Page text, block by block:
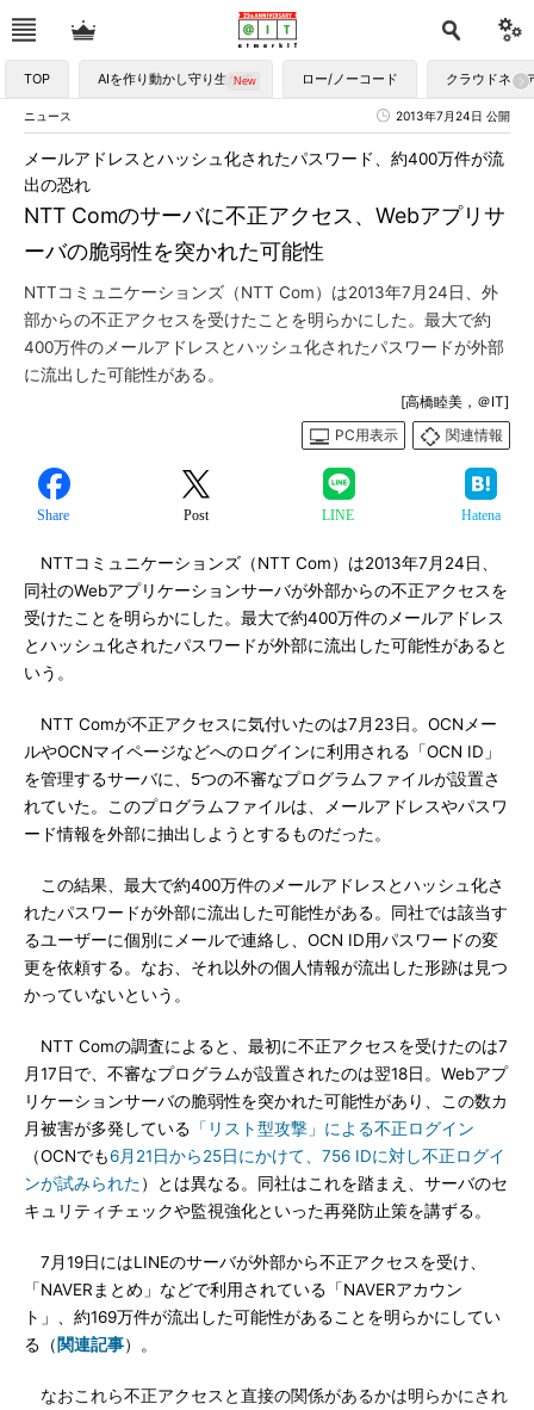
TOP AIを作り動かし守り生かす ロー/ノーコード クラウドネイ
ニュース 2013年7月24日 公開
NTT Comのサーバに不正アクセス、Webアプリサ
ーバの脆弱性を突かれた可能性
メールアドレスとハッシュ化されたパスワード、約400万件が流
出の恐れ
NTTコミュニケーションズ（NTT Com）は2013年7月24日、外
部からの不正アクセスを受けたことを明らかにした。最大で約
400万件のメールアドレスとハッシュ化されたパスワードが外部
に流出した可能性がある。
[高橋睦美，＠IT]
PC用表示
関連情報
Share Post LINE Hatena
NTTコミュニケーションズ（NTT Com）は2013年7月24日、
同社のWebアプリケーションサーバが外部からの不正アクセスを
受けたことを明らかにした。最大で約400万件のメールアドレス
とハッシュ化されたパスワードが外部に流出した可能性があると
いう。
NTT Comが不正アクセスに気付いたのは7月23日。OCNメー
ルやOCNマイページなどへのログインに利用される「OCN ID」
を管理するサーバに、5つの不審なプログラムファイルが設置さ
れていた。このプログラムファイルは、メールアドレスやパスワ
ード情報を外部に抽出しようとするものだった。
この結果、最大で約400万件のメールアドレスとハッシュ化さ
れたパスワードが外部に流出した可能性がある。同社では該当す
るユーザーに個別にメールで連絡し、OCN ID用パスワードの変
更を依頼する。なお、それ以外の個人情報が流出した形跡は見つ
かっていないという。
NTT Comの調査によると、最初に不正アクセスを受けたのは7
月17日で、不審なプログラムが設置されたのは翌18日。Webアプ
リケーションサーバの脆弱性を突かれた可能性があり、この数カ
月被害が多発している 「リスト型攻撃」による不正ログイン
（OCNでも6月21日から25日にかけて、756 IDに対し不正ログイ
ンが試みられた）とは異なる。同社はこれを踏まえ、サーバのセ
キュリティチェックや監視強化といった再発防止策を講ずる。
7月19日にはLINEのサーバが外部から不正アクセスを受け、
「NAVERまとめ」などで利用されている「NAVERアカウン
ト」、約169万件が流出した可能性があることを明らかにしてい
る（ 関連記事）。
なおこれら不正アクセスと直接の関係があるかは明らかにされ